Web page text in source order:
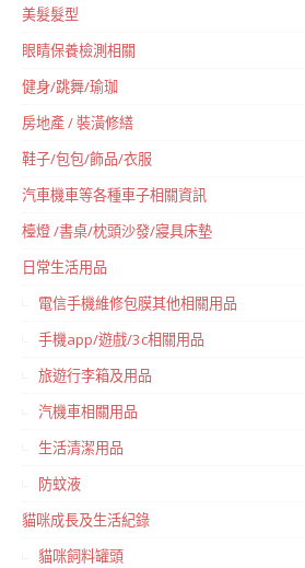
美髮髮型
眼睛保養檢測相關
健身/跳舞/瑜珈
房地產 / 裝潢修繕
鞋子/包包/飾品/衣服
汽車機車等各種車子相關資訊
檯燈 /書桌/枕頭沙發/寢具床墊
日常生活用品
電信手機維修包膜其他相關用品
手機app/遊戲/3c相關用品
旅遊行李箱及用品
汽機車相關用品
生活清潔用品
防蚊液
貓咪成長及生活紀錄
貓咪飼料罐頭